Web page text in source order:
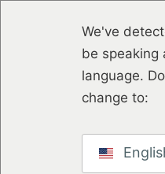
We've
be speaking
language.
change to: